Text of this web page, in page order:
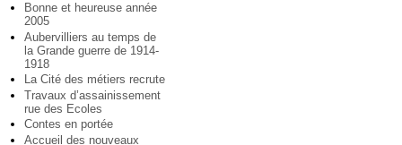
Bonne et heureuse année
2005
Aubervilliers au temps de
la Grande guerre de 1914-
1918
La Cité des métiers recrute
Travaux d’assainissement
rue des Ecoles
Contes en portée
Accueil des nouveaux